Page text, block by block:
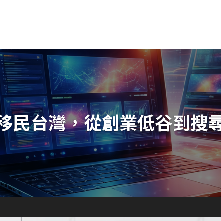
民台灣，從創業低谷到搜